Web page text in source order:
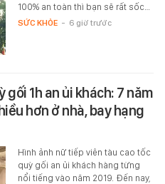
100% an toàn thì bạn sẽ rất sốc…
SỨC KHỎE - 6 giờ trước
1h an ủi khách: 7 năm
hơn ở nhà, bay hạng
Hình ảnh nữ tiếp viên tàu cao tốc
quỳ gối an ủi khách hàng từng
nổi tiếng vào năm 2019. Đến nay,